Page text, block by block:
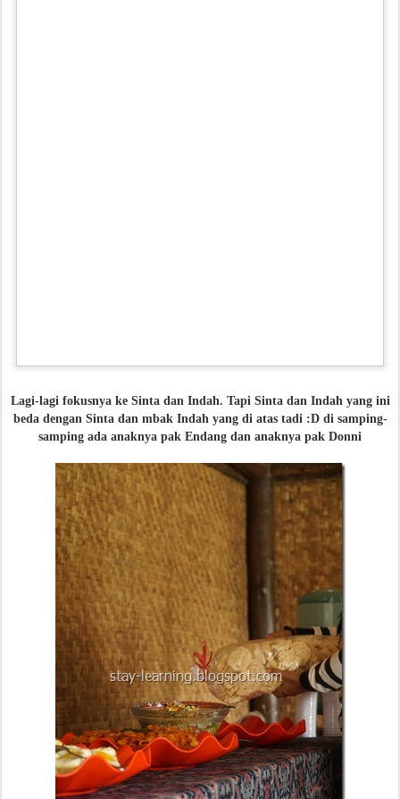
Lagi-lagi fokusnya ke Sinta dan Indah. Tapi Sinta dan Indah yang ini
beda dengan Sinta dan mbak Indah yang di atas tadi :D di samping-
samping ada anaknya pak Endang dan anaknya pak Donni